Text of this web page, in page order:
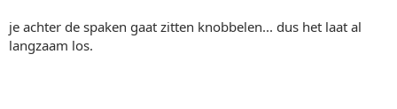
je achter de spaken gaat zitten knobbelen... dus het laat al
langzaam los.